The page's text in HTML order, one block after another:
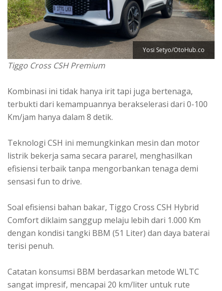
Yosi Setyo/OtoHub.co
Tiggo Cross CSH Premium
Kombinasi ini tidak hanya irit tapi juga bertenaga,
terbukti dari kemampuannya berakselerasi dari 0-100
Km/jam hanya dalam 8 detik.
Teknologi CSH ini memungkinkan mesin dan motor
listrik bekerja sama secara pararel, menghasilkan
efisiensi terbaik tanpa mengorbankan tenaga demi
sensasi fun to drive.
Soal efisiensi bahan bakar, Tiggo Cross CSH Hybrid
Comfort diklaim sanggup melaju lebih dari 1.000 Km
dengan kondisi tangki BBM (51 Liter) dan daya baterai
terisi penuh.
Catatan konsumsi BBM berdasarkan metode WLTC
sangat impresif, mencapai 20 km/liter untuk rute